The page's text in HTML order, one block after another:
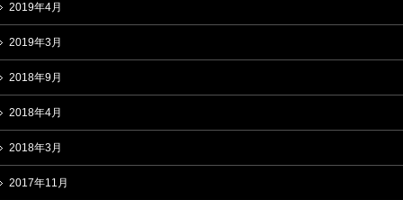
2019年4月
2019年3月
2018年9月
2018年4月
2018年3月
2017年11月